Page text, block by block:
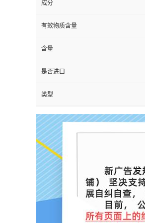
成分
有效物质含量
含量
是否进口
类型